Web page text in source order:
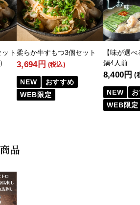
ト 柔らか牛すもつ3個セット
3,694円 (税込)
NEW
おすすめ
WEB限定
【味が選
鍋4人前
8,400円 (
NEW
WEB限定
品